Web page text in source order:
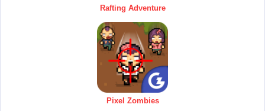
Rafting Adventure
Pixel Zombies